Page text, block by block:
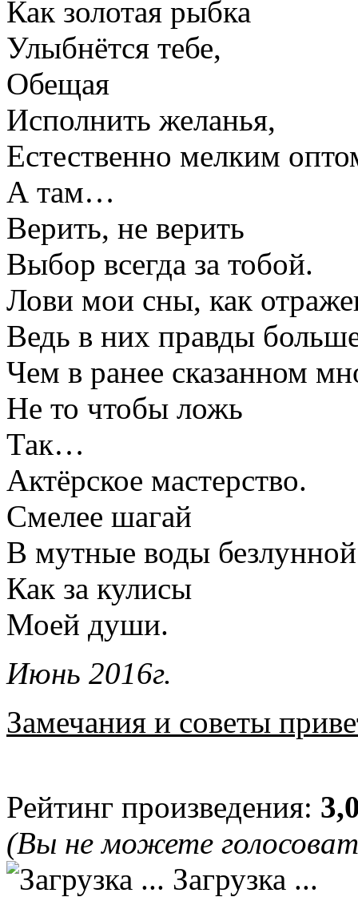
Как золотая рыбка
Улыбнётся тебе,
Обещая
Исполнить желанья,
Естественно мелким
А там…
Верить, не верить
Выбор всегда за тобой.
Лови мои сны, как
Ведь в них правды
Чем в ранее сказанном
Не то чтобы ложь
Так…
Актёрское мастерство.
Смелее шагай
В мутные воды
Как за кулисы
Моей души.
Июнь 2016г.
Замечания и советы
Рейтинг произведения:
(Вы не можете
Загрузка ...